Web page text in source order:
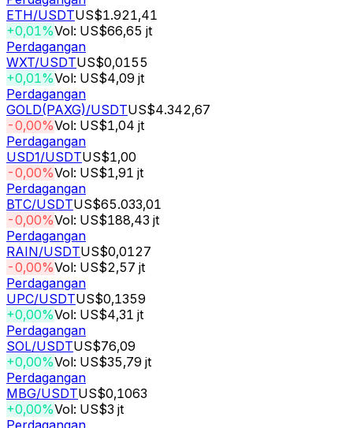
ETH/USDTUS$1.921,41
+0,01%Vol: US$66,65 jt
Perdagangan
WXT/USDTUS$0,0155
+0,01%Vol: US$4,09 jt
Perdagangan
GOLD(PAXG)/USDTUS$4.342,67
-0,00%Vol: US$1,04 jt
Perdagangan
USD1/USDTUS$1,00
-0,00%Vol: US$1,91 jt
Perdagangan
BTC/USDTUS$65.033,01
-0,00%Vol: US$188,43 jt
Perdagangan
RAIN/USDTUS$0,0127
-0,00%Vol: US$2,57 jt
Perdagangan
UPC/USDTUS$0,1359
+0,00%Vol: US$4,31 jt
Perdagangan
SOL/USDTUS$76,09
+0,00%Vol: US$35,79 jt
Perdagangan
MBG/USDTUS$0,1063
+0,00%Vol: US$3 jt